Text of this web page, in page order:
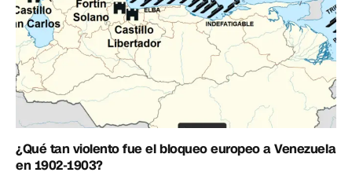
¿Qué tan violento fue el bloqueo europeo a Venezuela
en 1902-1903?